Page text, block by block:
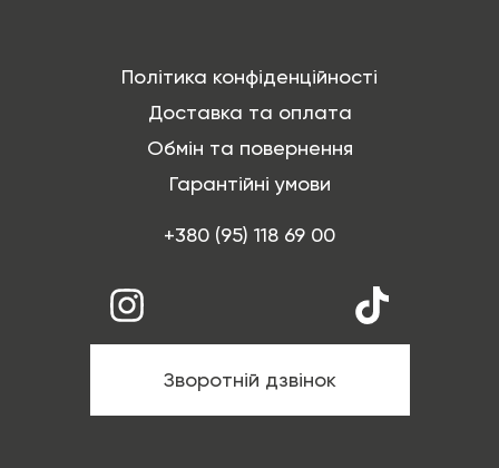
Політика конфіденційності
Доставка та оплата
Обмін та повернення
Гарантійні умови
+380 (95) 118 69 00
Зворотній дзвінок